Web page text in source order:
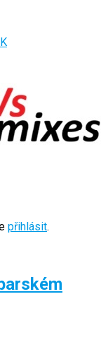
přihlásit.